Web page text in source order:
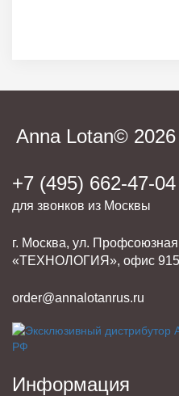
Anna Lotan© 2026
+7 (495) 662-47-04
для звонков из Москвы
г. Москва, ул.
«ТЕХНОЛОГИЯ», офис 915
order@annalotanrus.ru
Информация